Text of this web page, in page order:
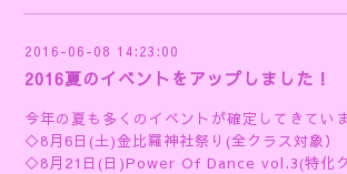
2016-06-08 14:23:00
2016夏のイベントをアップしました！
今年の夏も多くのイベントが確定してきてい
◇8月6日(土)金比羅神社祭り(全クラス対象）
◇8月21日(日)Power Of Dance vol.3(特化